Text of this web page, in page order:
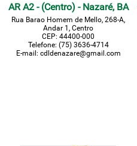
AR A2 - (Centro) - Nazaré, BA
Rua Barao Homem de Mello, 268-A,
Andar 1, Centro
CEP: 44400-000
Telefone: (75) 3636-4714
E-mail: cdldenazare@gmail.com